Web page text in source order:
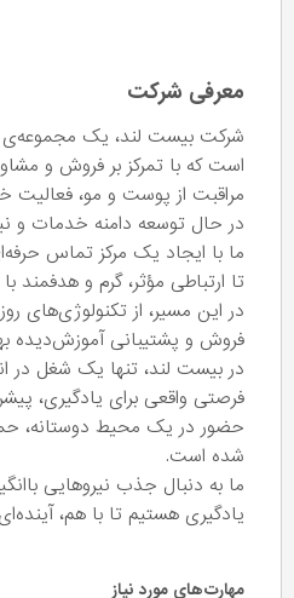
معرفی شرکت
شرکت بیست لند، یک مجموعه‌ی
است که با تمرکز بر فروش و
مراقبت از پوست و مو، فعالیت
در حال توسعه دامنه خدمات و
ما با ایجاد یک مرکز تماس
تا ارتباطی مؤثر، گرم و هدفمند
در این مسیر، از تکنولوژی‌های
فروش و پشتیبانی آموزش‌دیده
در بیست لند، تنها یک شغل در
فرصتی واقعی برای یادگیری،
حضور در یک محیط دوستانه،
شده است.
ما به دنبال جذب نیروهایی
یادگیری هستیم تا با هم،
مهارت‌های مورد نیاز